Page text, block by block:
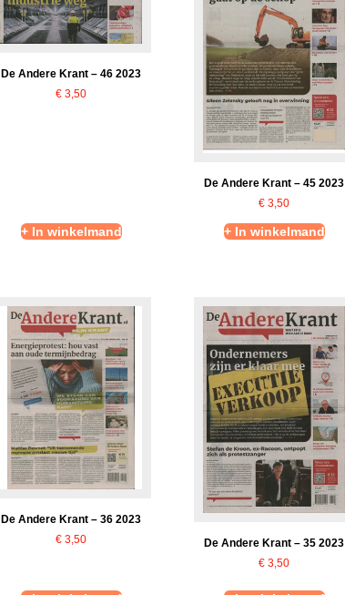
De Andere Krant – 46 2023
€ 3,50
+ In winkelmand
De Andere Krant – 45 2023
€ 3,50
+ In winkelmand
De Andere Krant – 36 2023
€ 3,50
De Andere Krant – 35 2023
€ 3,50